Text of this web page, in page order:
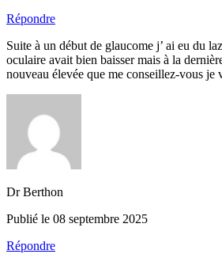
Répondre
Suite à un début de glaucome j’ ai eu du
oculaire avait bien baisser mais à la
nouveau élevée que me conseillez-vous je
Dr Berthon
Publié le 08 septembre 2025
Répondre